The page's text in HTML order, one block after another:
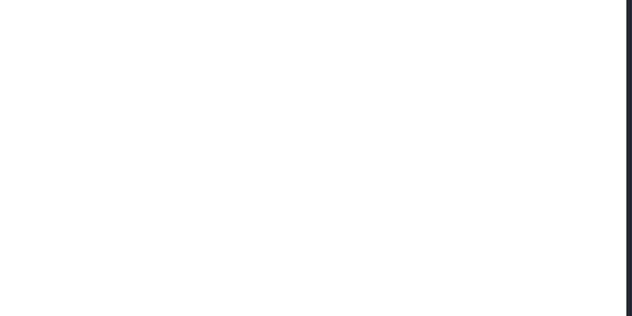
pagina produsului.
pagina produsului.